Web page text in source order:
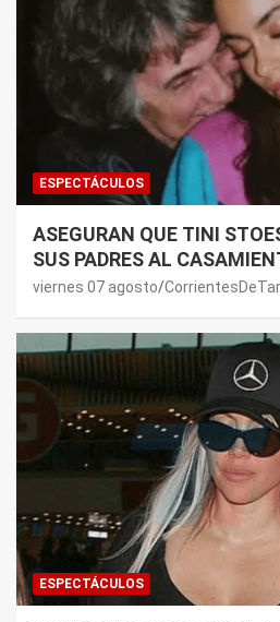
ESPECTÁCULOS
ASEGURAN QUE TINI
SUS PADRES AL
DE PAUL: LOS MOTIVOS
viernes 07 agosto
ESPECTÁCULOS